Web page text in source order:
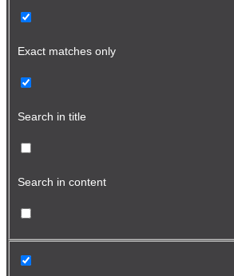
Exact matches only
Search in title
Search in content